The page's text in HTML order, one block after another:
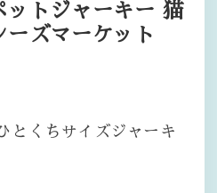
ットジャーキー 猫
ズマーケット
とくちサイズジャーキ